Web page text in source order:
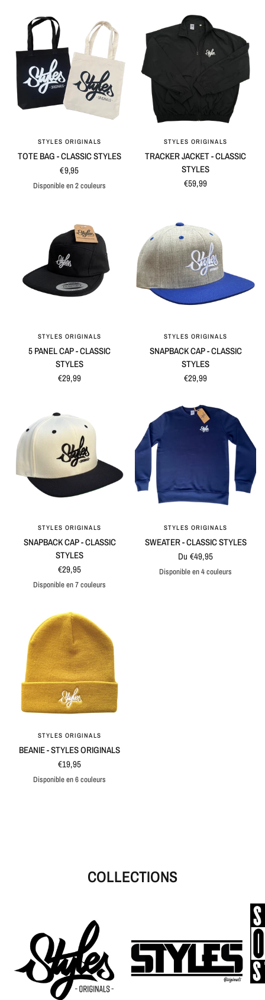
APERÇU RAPIDE
STYLES ORIGINALS
TOTE BAG - CLASSIC STYLES
€9,95
BlackNatural
Disponible en 2 couleurs
APERÇU RAPIDE
STYLES ORIGINALS
TRACKER JACKET - CLASSIC
STYLES
€59,99
APERÇU RAPIDE
STYLES ORIGINALS
5 PANEL CAP - CLASSIC
STYLES
€29,99
APERÇU RAPIDE
STYLES ORIGINALS
SNAPBACK CAP - CLASSIC
STYLES
€29,99
APERÇU RAPIDE
STYLES ORIGINALS
SNAPBACK CAP - CLASSIC
STYLES
€29,95
Natural / BlackBlackBlueMaroon
GreyBlack / GreyBlue / Grey
Disponible en 7 couleurs
APERÇU RAPIDE
STYLES ORIGINALS
SWEATER - CLASSIC STYLES
Du €49,95
BlackGreyNavyLilac purple
Disponible en 4 couleurs
APERÇU RAPIDE
STYLES ORIGINALS
BEANIE - STYLES ORIGINALS
€19,95
YellowGreen
BlueNavyBlackNatural
Disponible en 6 couleurs
COLLECTIONS